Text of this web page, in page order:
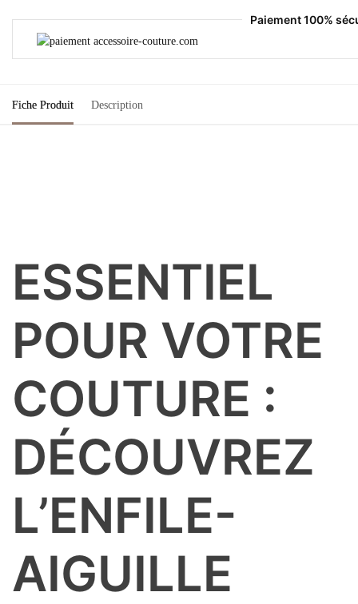
Paiement 100%
Fiche Produit Description
ESSENTIEL
POUR VOTRE
COUTURE :
DÉCOUVREZ
L’ENFILE-
AIGUILLE